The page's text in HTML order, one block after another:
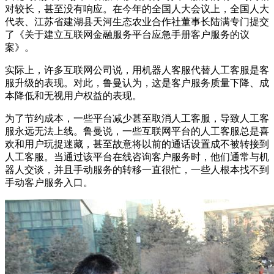
对较长，甚至没有响应。在今年的全国人大会议上，全国人大
代表、江苏省建湖县天河生态农业合作社董事长陆满专门提交
了《关于建立互联网金融服务平台应急手册客户服务的议
案》。
实际上，许多互联网公司说，用机器人客服代替人工客服是客
服升级的表现。对此，鲁曼认为，这是客户服务质量下降、成
本降低和无视用户权益的表现。
为了节约成本，一些平台减少甚至取消人工客服，导致人工客
服永远无法上线。鲁曼说，一些互联网平台的人工客服总是喜
欢和用户玩捉迷藏，甚至故意将以前的通话设置成不被转接到
人工客服。当通过该平台在线咨询客户服务时，他们通常与机
器人交谈，并且手动服务的转移一直很忙，一些人根本找不到
手动客户服务入口。